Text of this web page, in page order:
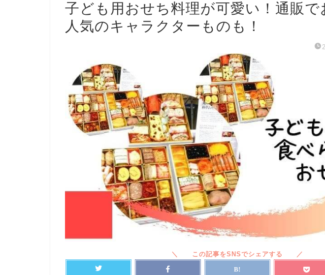
子ども用おせち料理が可愛い！通販で
人気のキャラクターものも！